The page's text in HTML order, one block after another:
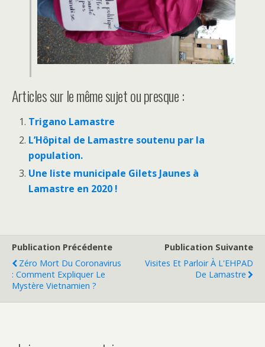
Articles sur le même sujet ou presque :
Trigano Lamastre
L’Hôpital de Lamastre soutenu par la
population.
Une liste municipale Gilets Jaunes à
Lamastre en 2020 !
Publication Précédente
Zéro Mort Du Coronavirus
: Comment Expliquer Le
Mystère Vietnamien ?
Publication Suivante
Visites Et Parloir À L'EHPAD
De Lamastre